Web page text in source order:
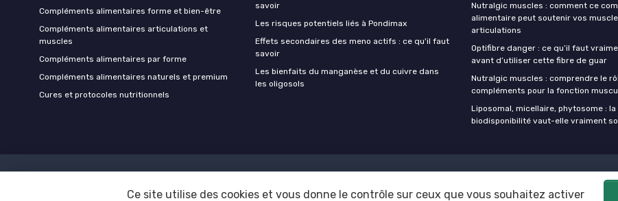
Compléments alimentaires forme et bien-être
Compléments alimentaires articulations et
muscles
Compléments alimentaires par forme
Compléments alimentaires naturels et premium
Cures et protocoles nutritionnels
savoir
Les risques potentiels liés à Pondimax
Effets secondaires des meno actifs : ce qu'il faut
savoir
Les bienfaits du manganèse et du cuivre dans
les oligosols
Nutralgic muscles : comment ce
alimentaire peut soutenir vos
articulations
Optifibre danger : ce qu’il faut
avant d’utiliser cette fibre de guar
Nutralgic muscles : comprendre le
compléments pour la fonction
Liposomal, micellaire, phytosome : la
biodisponibilité vaut-elle vraiment
© Mes complements alimentaires 2026
Ce site utilise des cookies et vous donne le contrôle sur ceux que vous souhaitez activer